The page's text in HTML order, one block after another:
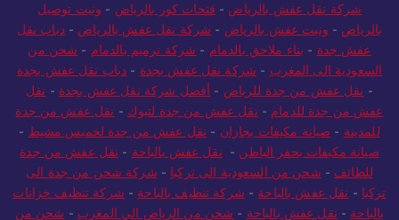
شركة نقل عفش بالرياض - فتحات كور بالرياض - ونيت توصيل
بالرياض - ونيت عفش بالرياض - شركة نقل عفش بالرياض -دباب نقل
عفش جدة - بناء ملاحق بالدمام - شركة ترميم بالدمام - شحن من
السعودية الى المغرب - شركة نقل عفش بجدة - دباب نقل عفش بجدة
- نقل عفش من جدة للرياض - أفضل شركة نقل عفش بجدة - نقل
عفش من جدة للدمام - نقل عفش من جدة لتبوك - نقل عفش من جدة
للمدينة - صيانة مكيفات بجازان - نقل عفش من جدة لخميس مشيط -
صيانة مكيفات بحفر الباطن - نقل عفش بالباحة - نقل عفش من جدة
للطائف - شحن من السعودية الى تركيا - شركة شحن من جدة الى
تركيا - نقل عفش بالباحة - شركة تنظيف بالباحة - شركة تنظيف خزانات
بالباحة - نقل عفش بالباحة - شحن من الرياض الي المغرب - شحن من